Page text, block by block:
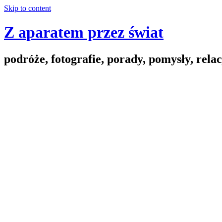
Skip to content
Z aparatem przez świat
podróże, fotografie, porady, pomysły,